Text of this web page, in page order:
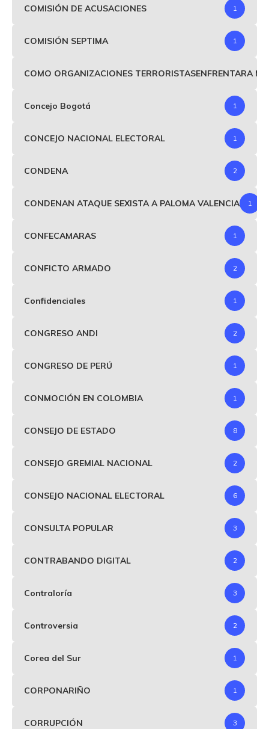
COMISIÓN DE ACUSACIONES 1
COMISIÓN SEPTIMA 1
COMO ORGANIZACIONES TERRORISTASENFRENTARA
Concejo Bogotá 1
CONCEJO NACIONAL ELECTORAL 1
CONDENA 2
CONDENAN ATAQUE SEXISTA A PALOMA VALENCIA 1
CONFECAMARAS 1
CONFICTO ARMADO 2
Confidenciales 1
CONGRESO ANDI 2
CONGRESO DE PERÚ 1
CONMOCIÓN EN COLOMBIA 1
CONSEJO DE ESTADO 8
CONSEJO GREMIAL NACIONAL 2
CONSEJO NACIONAL ELECTORAL 6
CONSULTA POPULAR 3
CONTRABANDO DIGITAL 2
Contraloría 3
Controversia 2
Corea del Sur 1
CORPONARIÑO 1
CORRUPCIÓN 3